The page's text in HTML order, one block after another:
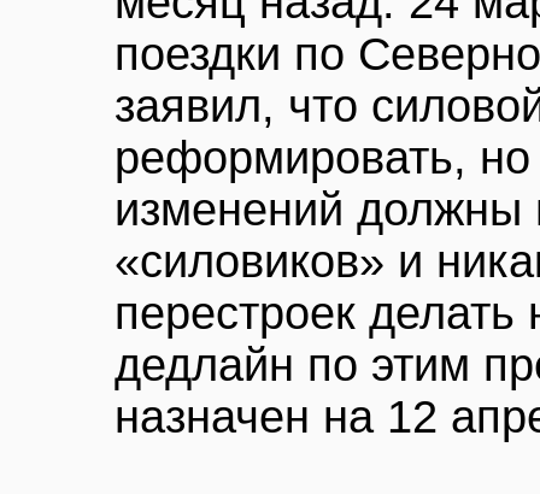
поездки по
заявил, что
реформировать,
изменений должны
«силовиков» и
перестроек
дедлайн по этим
назначен на 12